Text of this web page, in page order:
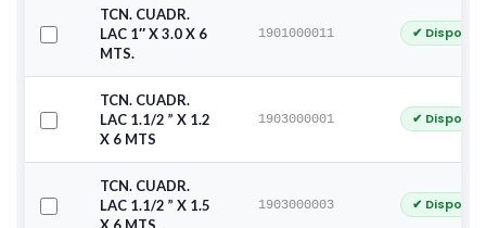
TCN. CUADR.
LAC 1″ X 3.0 X 6
MTS.
1901000011 ✔
TCN. CUADR.
LAC 1.1/2 ” X 1.2
X 6 MTS
1903000001 ✔
TCN. CUADR.
LAC 1.1/2 ” X 1.5
1903000003 ✔